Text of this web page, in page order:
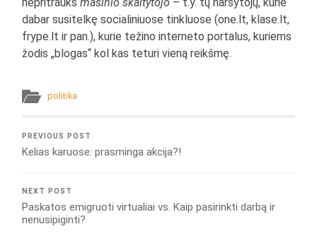
dabar susitelkę socialiniuose tinkluose (one.lt, klase.lt,
frype.lt ir pan.), kurie težino interneto portalus, kuriems
žodis „blogas“ kol kas teturi vieną reikšmę.
politika
PREVIOUS POST
Kelias karuose: prasminga akcija?!
NEXT POST
Paskatos emigruoti virtualiai vs. Kaip pasirinkti darbą ir
nenusipiginti?